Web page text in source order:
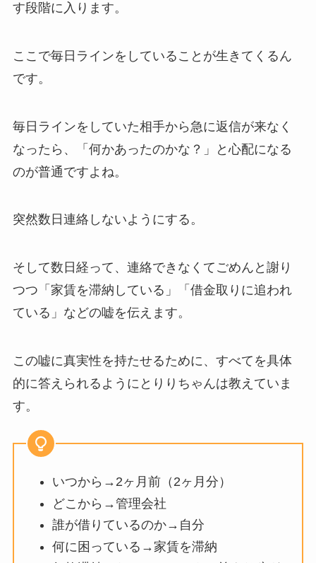
す段階に入ります。
ここで毎日ラインをしていることが生きてくるん
です。
毎日ラインをしていた相手から急に返信が来なく
なったら、「何かあったのかな？」と心配になる
のが普通ですよね。
突然数日連絡しないようにする。
そして数日経って、連絡できなくてごめんと謝り
つつ「家賃を滞納している」「借金取りに追われ
ている」などの嘘を伝えます。
この嘘に真実性を持たせるために、すべてを具体
的に答えられるようにとりりちゃんは教えていま
す。
いつから→2ヶ⽉前（2ヶ⽉分）
どこから→管理会社
誰が借りているのか→⾃分
何に困っている→家賃を滞納